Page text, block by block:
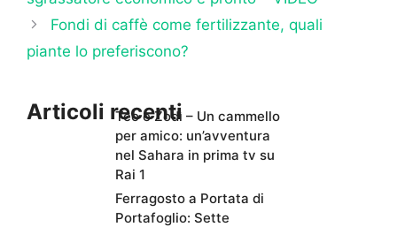
Fondi di caffè come fertilizzante, quali
piante lo preferiscono?
Articoli recentiTeo e Zodì – Un cammello
per amico: un’avventura
nel Sahara in prima tv su
Rai 1
Ferragosto a Portata di
Portafoglio: Sette